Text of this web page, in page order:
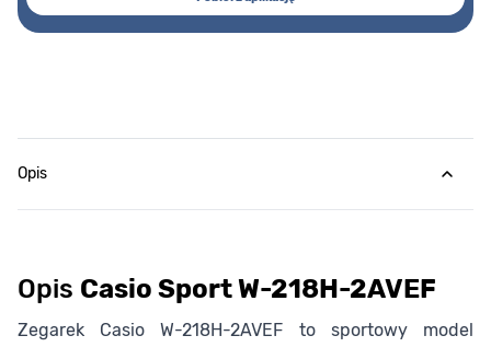
Opis
Opis Casio Sport W-218H-2AVEF
Zegarek Casio W-218H-2AVEF to sportowy model